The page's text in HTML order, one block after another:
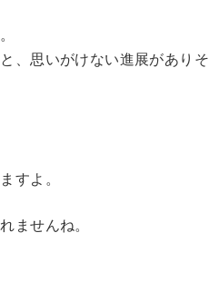
、思いがけない進展がありそ
すよ。
ませんね。